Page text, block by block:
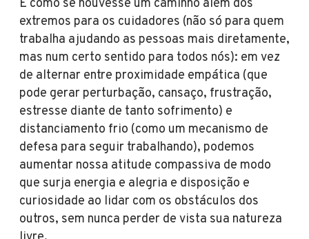
É como se houvesse um caminho além dos
extremos para os cuidadores (não só para quem
trabalha ajudando as pessoas mais diretamente,
mas num certo sentido para todos nós): em vez
de alternar entre proximidade empática (que
pode gerar perturbação, cansaço, frustração,
estresse diante de tanto sofrimento) e
distanciamento frio (como um mecanismo de
defesa para seguir trabalhando), podemos
aumentar nossa atitude compassiva de modo
que surja energia e alegria e disposição e
curiosidade ao lidar com os obstáculos dos
outros, sem nunca perder de vista sua natureza